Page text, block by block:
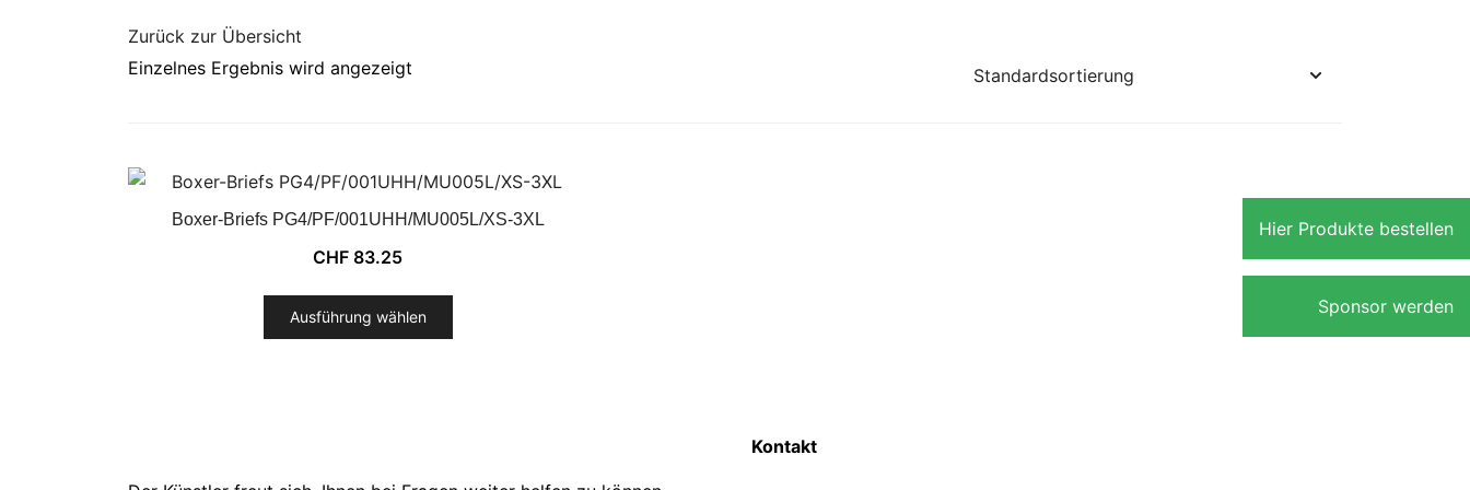
Hier Produkte bestellen
Sponsor werden
Zurück zur Übersicht
Einzelnes Ergebnis wird angezeigt
Boxer-Briefs PG4/PF/001UHH/MU005L/XS-3XL
CHF 83.25
Ausführung wählen
Kontakt